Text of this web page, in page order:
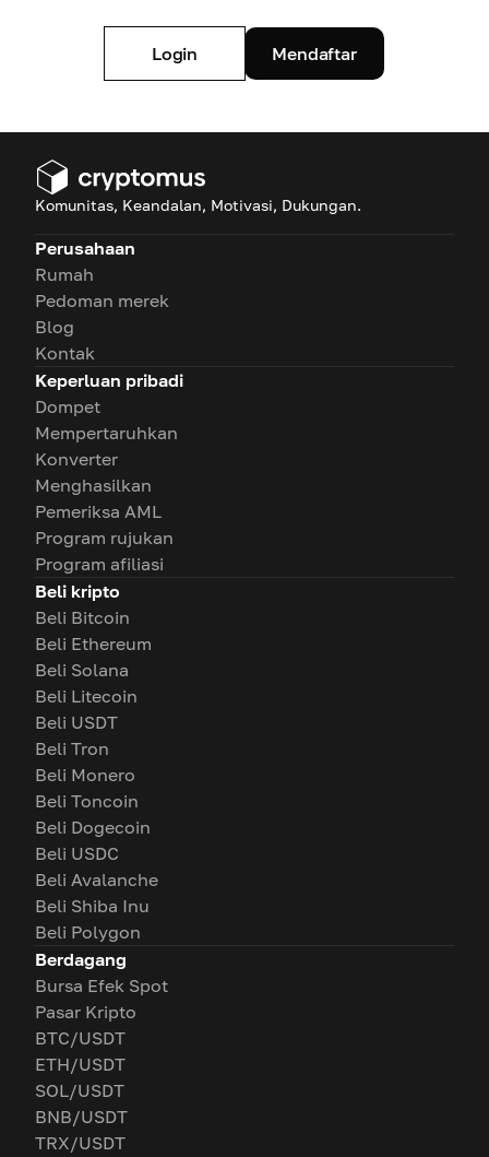
Login Mendaftar
Komunitas, Keandalan, Motivasi, Dukungan.
Perusahaan
Rumah
Pedoman merek
Blog
Kontak
Keperluan pribadi
Dompet
Mempertaruhkan
Konverter
Menghasilkan
Pemeriksa AML
Program rujukan
Program afiliasi
Beli kripto
Beli Bitcoin
Beli Ethereum
Beli Solana
Beli Litecoin
Beli USDT
Beli Tron
Beli Monero
Beli Toncoin
Beli Dogecoin
Beli USDC
Beli Avalanche
Beli Shiba Inu
Beli Polygon
Berdagang
Bursa Efek Spot
Pasar Kripto
BTC/USDT
ETH/USDT
SOL/USDT
BNB/USDT
TRX/USDT